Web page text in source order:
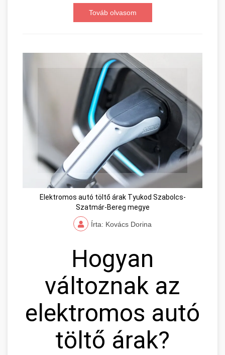
Továb olvasom
Elektromos autó töltő árak Tyukod Szabolcs-
Szatmár-Bereg megye
Írta: Kovács Dorina
Hogyan
változnak az
elektromos autó
töltő árak?